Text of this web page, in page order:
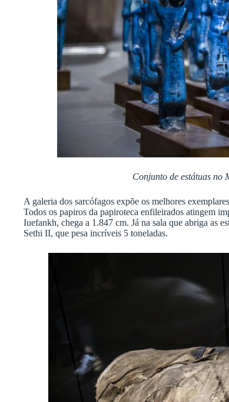
Conjunto de estátuas no
A galeria dos sarcófagos expõe os melhores
Todos os papiros da papiroteca enfileirados atingem
Iuefankh, chega a 1.847 cm. Já na sala que abriga as
Sethi II, que pesa incríveis 5 toneladas.